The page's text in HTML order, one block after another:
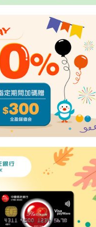
之情形，本公司將視審查結果
冊。若發現惡意使用之情形，
用額度並採取法律行動。